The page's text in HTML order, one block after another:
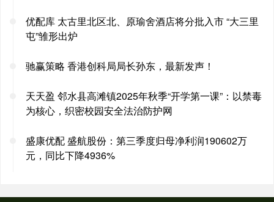
优配库 太古里北区北、原瑜舍酒店将分批入市 “大三里
屯”雏形出炉
驰赢策略 香港创科局局长孙东，最新发声！
天天盈 邻水县高滩镇2025年秋季“开学第一课”：以禁毒
为核心，织密校园安全法治防护网
盛康优配 盛航股份：第三季度归母净利润190602万
元，同比下降4936%